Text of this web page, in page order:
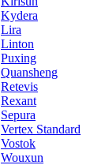
Kydera
Lira
Linton
Puxing
Quansheng
Retevis
Rexant
Sepura
Vertex Standard
Vostok
Wouxun